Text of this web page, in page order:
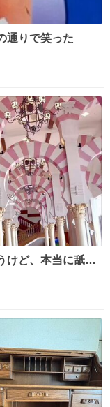
通りで笑った
けど、本当に舐め
だってロビーから
ホテル泊まってる